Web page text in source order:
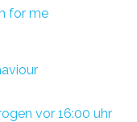
for me
vor 16:00 uhr